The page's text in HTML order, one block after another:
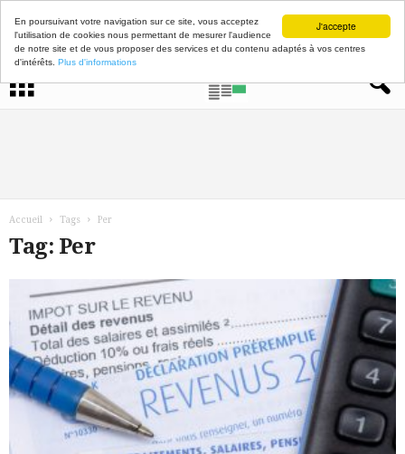
J'accepte
En poursuivant votre navigation sur ce site, vous acceptez
l'utilisation de cookies nous permettant de mesurer l'audience
de notre site et de vous proposer des services et du contenu adaptés à vos centres
d'intérêts. Plus d'informations
Accueil Tags Per
Tag: Per